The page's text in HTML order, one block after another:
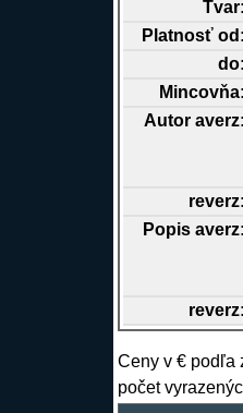
Tvar:
Platnosť od:
do:
Mincovňa:
Autor averz:
reverz:
Popis averz:
reverz:
Ceny v € podľa
počet